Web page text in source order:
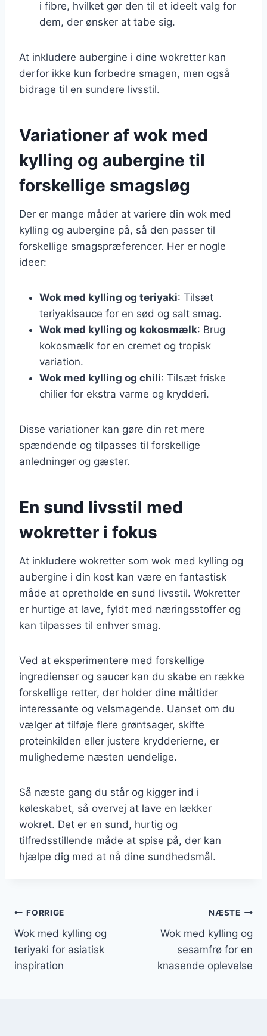
i fibre, hvilket gør den til et ideelt valg for
dem, der ønsker at tabe sig.
At inkludere aubergine i dine wokretter kan
derfor ikke kun forbedre smagen, men også
bidrage til en sundere livsstil.
Variationer af wok med
kylling og aubergine til
forskellige smagsløg
Der er mange måder at variere din wok med
kylling og aubergine på, så den passer til
forskellige smagspræferencer. Her er nogle
ideer:
Wok med kylling og teriyaki: Tilsæt
teriyakisauce for en sød og salt smag.
Wok med kylling og kokosmælk: Brug
kokosmælk for en cremet og tropisk
variation.
Wok med kylling og chili: Tilsæt friske
chilier for ekstra varme og krydderi.
Disse variationer kan gøre din ret mere
spændende og tilpasses til forskellige
anledninger og gæster.
En sund livsstil med
wokretter i fokus
At inkludere wokretter som wok med kylling og
aubergine i din kost kan være en fantastisk
måde at opretholde en sund livsstil. Wokretter
er hurtige at lave, fyldt med næringsstoffer og
kan tilpasses til enhver smag.
Ved at eksperimentere med forskellige
ingredienser og saucer kan du skabe en række
forskellige retter, der holder dine måltider
interessante og velsmagende. Uanset om du
vælger at tilføje flere grøntsager, skifte
proteinkilden eller justere krydderierne, er
mulighederne næsten uendelige.
Så næste gang du står og kigger ind i
køleskabet, så overvej at lave en lækker
wokret. Det er en sund, hurtig og
tilfredsstillende måde at spise på, der kan
hjælpe dig med at nå dine sundhedsmål.
Indlægsnavigation
FORRIGE
Wok med kylling og
teriyaki for asiatisk
inspiration
NÆSTE
Wok med kylling og
sesamfrø for en
knasende oplevelse